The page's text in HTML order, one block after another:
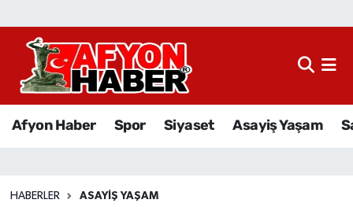
Afyon Haber Spor Siyaset Asayiş Yaşam
HABERLER ASAYIŞ YAŞAM
Afyon Haber